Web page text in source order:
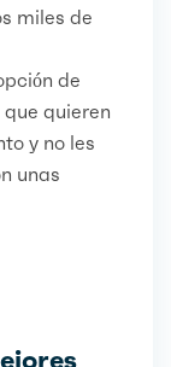
miles de
de
quieren
y no les
unas